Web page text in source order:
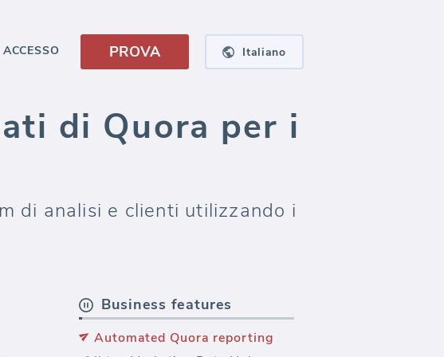
ACCESSO PROVA Italiano
di Quora per i
di analisi e clienti utilizzando i
Business features
Automated Quora reporting